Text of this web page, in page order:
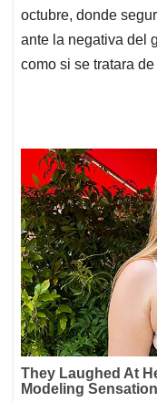
octubre, donde
ante la negativa del
como si se tratara